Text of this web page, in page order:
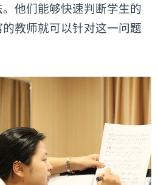
他们能够快速判断学生的
教师就可以针对这一问题